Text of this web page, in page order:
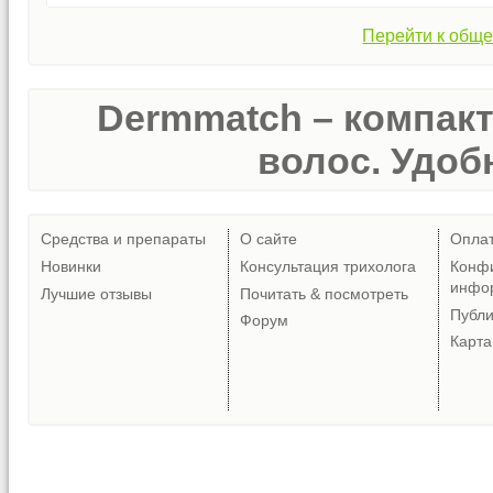
Перейти к
Dermmatch –
волос.
Средства и препараты
Новинки
Лучшие отзывы
О сайте
Консультация трихолога
Почитать & посмотреть
Форум